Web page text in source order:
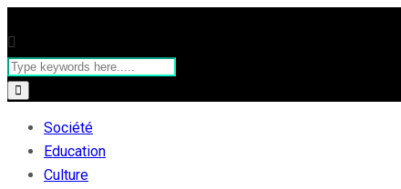
Société
Education
Culture